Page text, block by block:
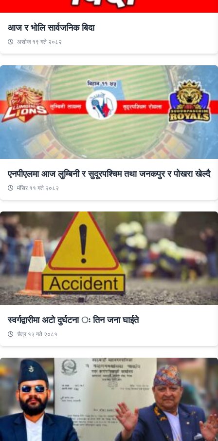
आज र भोलि सार्वजनिक बिदा
असाेज १९ गते २०८२
एनपीएलमा आज लुम्बिनी र सुदूरपश्चिम तथा जनकपुर र पोखरा खेल्दै
मंसिर ११ गते २०८२
स्वर्गद्वारीमा अटो दुर्घटना ः तिन जना घाईते
चैत्र १२ गते २०८१